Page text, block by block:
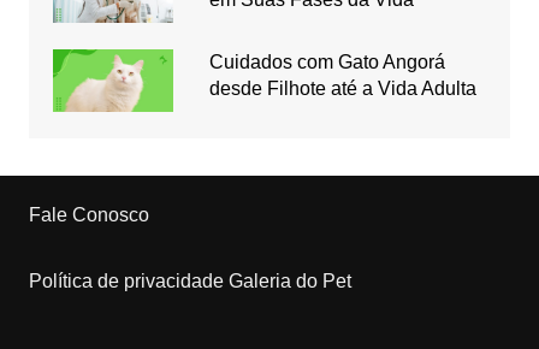
Cuidados com Gato Angorá
desde Filhote até a Vida Adulta
Fale Conosco
Política de privacidade Galeria do Pet